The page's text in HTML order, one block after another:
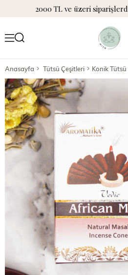
2000 TL ve üzeri
Anasayfa Tütsü Çeşitleri Konik Tütsü